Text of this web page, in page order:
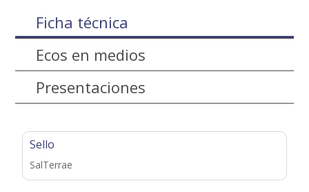
Ficha técnica
Ecos en medios
Presentaciones
Sello
SalTerrae